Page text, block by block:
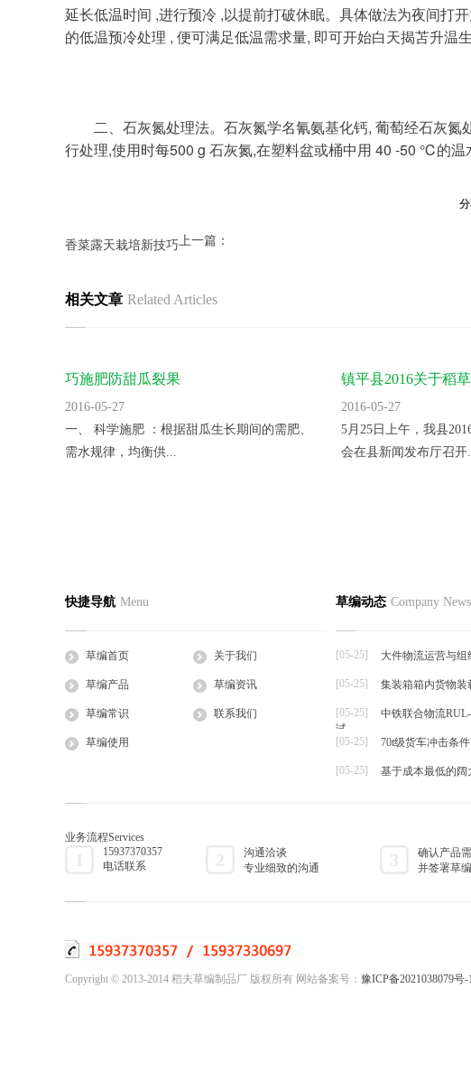
延长低温时间 ,进行预冷 ,以提前打破休眠。具体做法为夜间打
的低温预冷处理 , 便可满足低温需求量, 即可开始白天揭苫升温生
行处理,使用时每500 g 石灰氮,在塑料盆或桶中用 40 -50 ℃的温
上一篇：
香菜露天栽培新技巧
相关文章 Related Articles
巧施肥防甜瓜裂果
2016-05-27
一、 科学施肥 ：根据甜瓜生长期间的需肥、
需水规律，均衡供...
镇平县2016关于稻
里。
2016-05-27
5月25日上午，我县
会在县新闻发布厅召开
2016-05-27
日光温室是靠太阳的热辐射来获得热量的，夜
间的热量也主要依...
2016-05-27
一、品种选择夏秋反季
湿热、耐病、抗逆...
草支垫
草棒
大棚草帘
草袋
草绳
草片
快捷导航 Menu
草编首页 关于我们
草编产品 草编资讯
草编常识 联系我们
草编使用
草编动态 Company News
[05-25] 大件物流运营与组
[05-25] 集装箱箱内货物装
[05-25]
中铁联合物流
试
[05-25]
70t级货车冲击条
[05-25] 基于成本最低的
业务流程Services
15937370357
电话联系
沟通洽谈
专业细致的沟通
确认产品
并签署草
Copyright © 2013-2014 稻夫草编制品厂 版权所有 网站备案号： 豫ICP备2021038079号-